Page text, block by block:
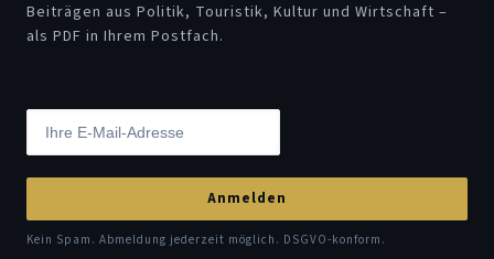
Beiträgen aus Politik, Touristik, Kultur und Wirtschaft –
als PDF in Ihrem Postfach.
Anmelden
Kein Spam. Abmeldung jederzeit möglich. DSGVO-konform.